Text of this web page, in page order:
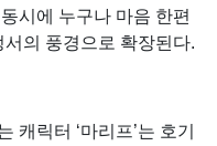
시에 누구나 마음 한편
의 풍경으로 확장된다.
캐릭터 ‘마리프’는 호기